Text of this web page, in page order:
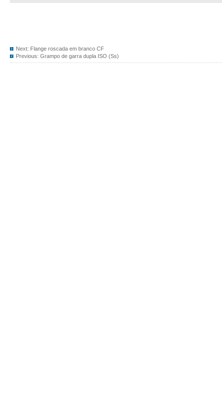
Next: Flange roscada em branco CF
Previous: Grampo de garra dupla ISO (Ss)